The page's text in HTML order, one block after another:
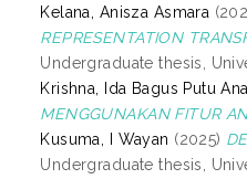
Kelana, Anisza Asmara
REPRESENTATION
Undergraduate thesis,
Krishna, Ida Bagus Putu
MENGGUNAKAN FITUR
Kusuma, I Wayan (2025)
Undergraduate thesis,